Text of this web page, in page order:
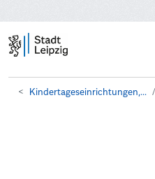
Kindertageseinrichtungen,...